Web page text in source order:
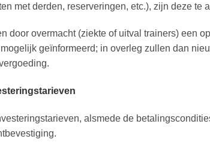
met derden, reserveringen, etc.), zijn deze
door overmacht (ziekte of uitval trainers) een
geïnformeerd; in overleg zullen dan
alsmede de